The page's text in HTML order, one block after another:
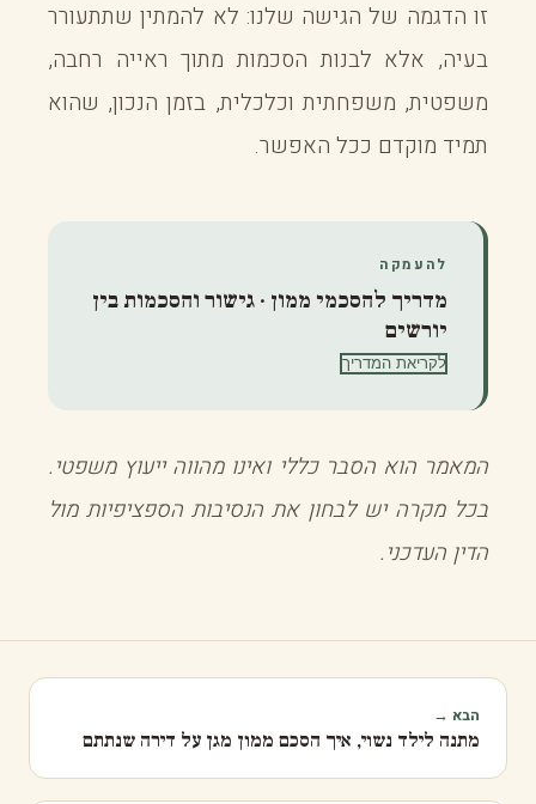
זו הדגמה של הגישה שלנו: לא להמתין שתתעורר
בעיה, אלא לבנות הסכמות מתוך ראייה רחבה,
משפטית, משפחתית וכלכלית, בזמן הנכון, שהוא
תמיד מוקדם ככל האפשר.
להעמקה
מדריך להסכמי ממון · גישור והסכמות בין
יורשים
לקריאת המדריך
המאמר הוא הסבר כללי ואינו מהווה ייעוץ משפטי.
בכל מקרה יש לבחון את הנסיבות הספציפיות מול
הדין העדכני.
הבא →
מתנה לילד נשוי, איך הסכם ממון מגן על דירה שנתתם